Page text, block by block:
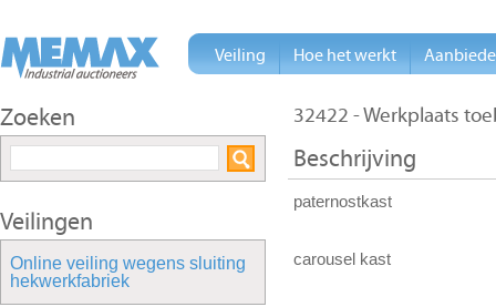
32422 - Werkplaats
Beschrijving
paternostkast
carousel kast
Zoeken
Veilingen
Online veiling wegens sluiting
hekwerkfabriek
Veiling Hoe het werkt